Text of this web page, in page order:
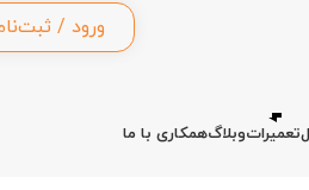
ورود /
تعمیراتوبلاگهمکاری با ما